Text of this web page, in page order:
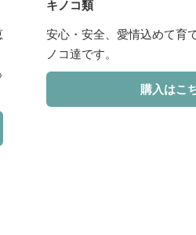
キノコ類
安心・安全、愛情込めて育
ノコ達です。
購入はこ